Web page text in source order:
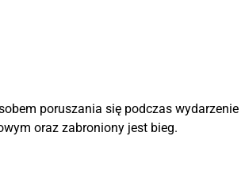
poruszania się podczas wydarzenie
oraz zabroniony jest bieg.